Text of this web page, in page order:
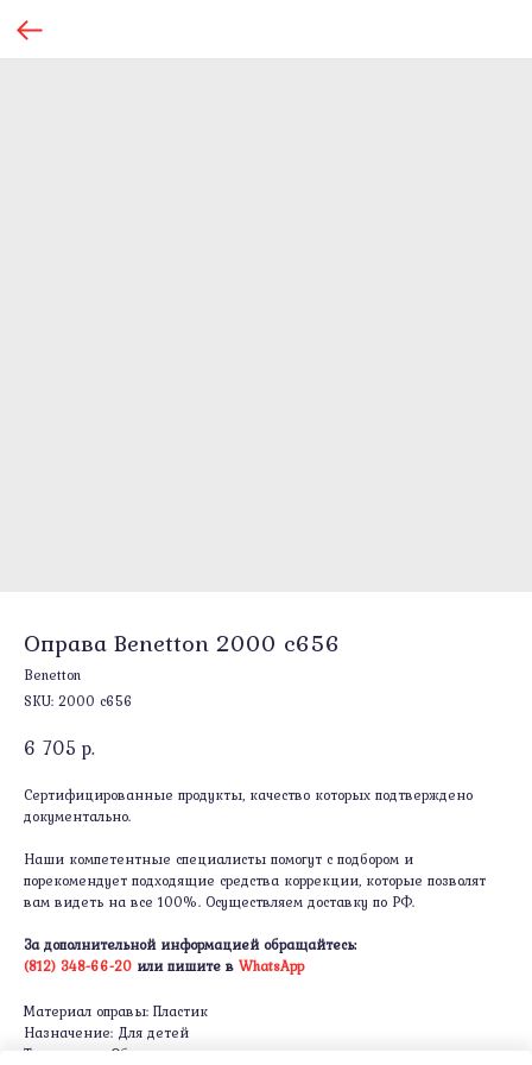
Оправа Benetton 2000 c656
Benetton
SKU: 2000 c656
6 705 р.
Сертифицированные продукты, качество которых подтверждено
документально.
Наши компетентные специалисты помогут с подбором и
порекомендует подходящие средства коррекции, которые позволят
вам видеть на все 100%. Осуществляем доставку по РФ.
За дополнительной информацией обращайтесь:
(812) 348-66-20 или пишите в WhatsApp
Материал оправы: Пластик
Назначение: Для детей
Тип оправы: Ободковая